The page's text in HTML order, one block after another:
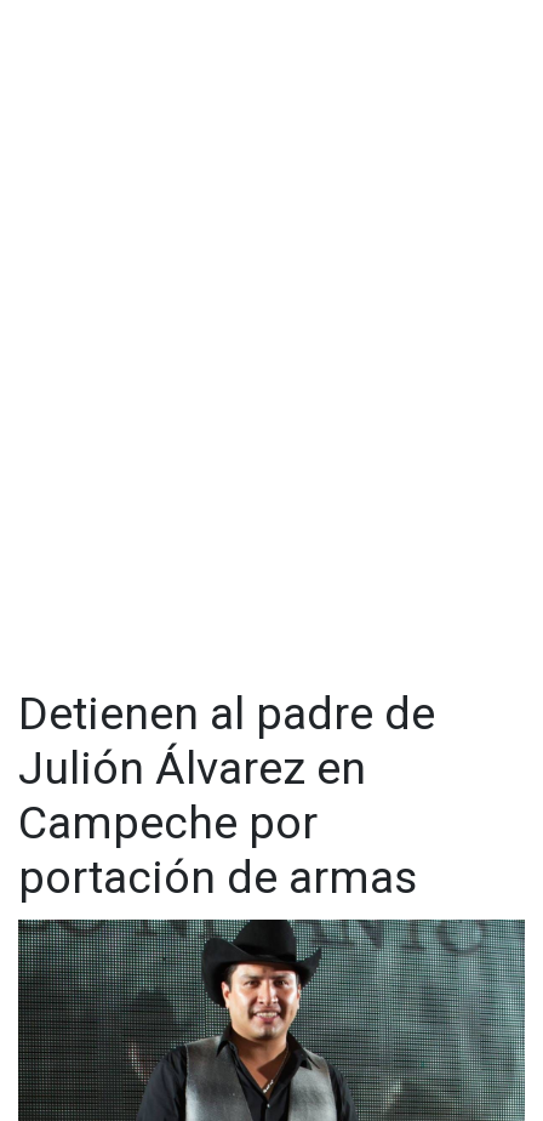
Detienen al padre de
Julión Álvarez en
Campeche por
portación de armas